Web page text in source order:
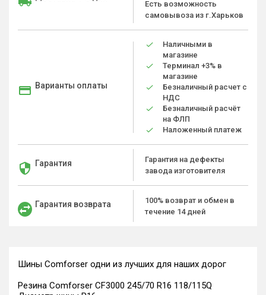
Есть возможность
самовывоза из г.Харьков
Варианты оплаты
Наличными в
магазине
Терминал +3% в
магазине
Безналичный расчет с
НДС
Безналичный расчёт
на ФЛП
Наложенный платеж
Гарантия
Гарантия на дефекты
завода изготовителя
Гарантия возврата
100% возврат и обмен в
течение 14 дней
Шины Comforser одни из лучших для наших дорог
Резина Comforser CF3000 245/70 R16 118/115Q